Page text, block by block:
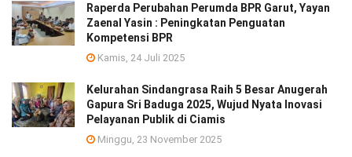
Raperda Perubahan Perumda BPR Garut, Yayan
Zaenal Yasin : Peningkatan Penguatan
Kompetensi BPR
Kamis, 24 Juli 2025
Kelurahan Sindangrasa Raih 5 Besar Anugerah
Gapura Sri Baduga 2025, Wujud Nyata Inovasi
Pelayanan Publik di Ciamis
Minggu, 23 November 2025